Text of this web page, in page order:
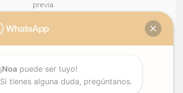
previa.
+54 11 4855 1110
+5491132335993
malabia@clarababour.com.ar
¡Noa puede ser tuyo!
Si tienes alguna duda, pregúntanos.